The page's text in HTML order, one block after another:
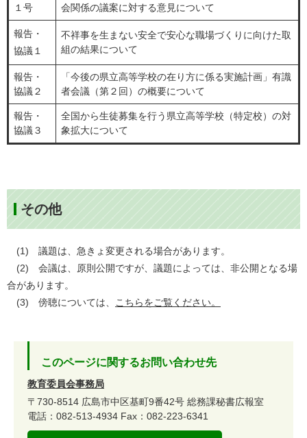
１号
会関係の議案に対する意見について
報告・
協議１
不祥事を生まない安全で安心な職場づくりに向けた取
組の結果について
報告・
協議２
「今後の県立高等学校の在り方に係る実施計画」有識
者会議（第２回）の概要について
報告・
協議３
全国から生徒募集を行う県立高等学校（特定校）の対
象拡大について
その他
(1) 議題は、急きょ変更される場合があります。
(2) 会議は、原則公開ですが、議題によっては、非公開となる場
合があります。
(3) 傍聴については、 こちらをご覧ください。
このページに関するお問い合わせ先
教育委員会事務局
〒730-8514 広島市中区基町9番42号 総務課秘書広報室
電話：082-513-4934 Fax：082-223-6341